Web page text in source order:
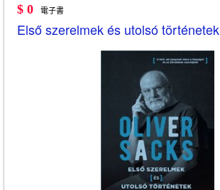
$ 0 電子書
Első szerelmek és utolsó történetek